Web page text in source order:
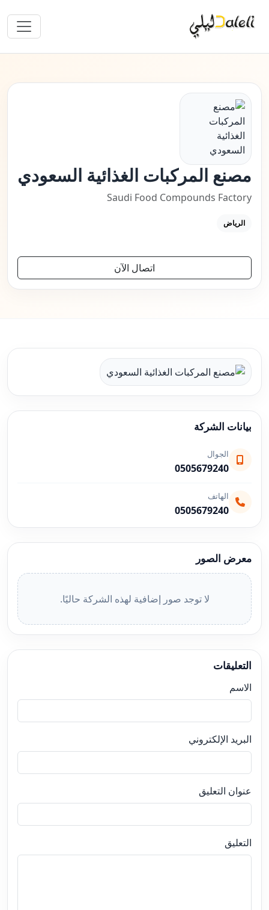
مصنع المركبات الغذائية السعودي
Saudi Food Compounds Factory
الرياض
اتصال الآن
بيانات الشركة
الجوال
0505679240
الهاتف
0505679240
معرض الصور
لا توجد صور إضافية لهذه الشركة حاليًا.
التعليقات
الاسم
البريد الإلكتروني
عنوان التعليق
التعليق